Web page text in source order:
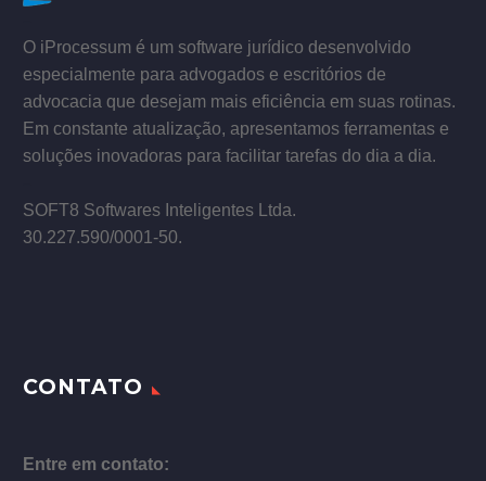
O iProcessum é um software jurídico desenvolvido
especialmente para advogados e escritórios de
advocacia que desejam mais eficiência em suas rotinas.
Em constante atualização, apresentamos ferramentas e
soluções inovadoras para facilitar tarefas do dia a dia.
SOFT8 Softwares Inteligentes Ltda.
30.227.590/0001­-50.
CONTATO
Entre em contato: